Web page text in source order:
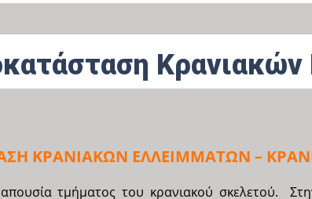
Κρανιακών
ΚΡΑΝΙΑΚΩΝ ΕΛΛΕΙΜΜΑΤΩΝ –
τμήματος του κρανιακού σκελετού.